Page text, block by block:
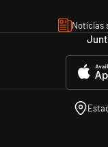
Notícias